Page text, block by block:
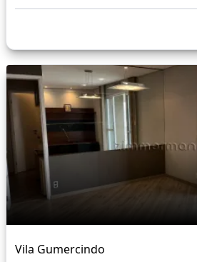
Vila Gumercindo